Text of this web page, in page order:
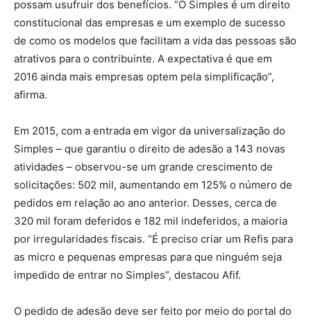
possam usufruir dos benefícios. “O Simples é um direito
constitucional das empresas e um exemplo de sucesso
de como os modelos que facilitam a vida das pessoas são
atrativos para o contribuinte. A expectativa é que em
2016 ainda mais empresas optem pela simplificação”,
afirma.
Em 2015, com a entrada em vigor da universalização do
Simples – que garantiu o direito de adesão a 143 novas
atividades – observou-se um grande crescimento de
solicitações: 502 mil, aumentando em 125% o número de
pedidos em relação ao ano anterior. Desses, cerca de
320 mil foram deferidos e 182 mil indeferidos, a maioria
por irregularidades fiscais. “É preciso criar um Refis para
as micro e pequenas empresas para que ninguém seja
impedido de entrar no Simples”, destacou Afif.
O pedido de adesão deve ser feito por meio do portal do